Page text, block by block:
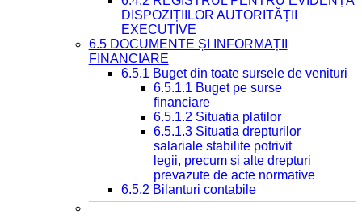
DISPOZIȚIILOR AUTORITĂȚII
EXECUTIVE
6.5 DOCUMENTE ȘI INFORMAȚII
FINANCIARE
6.5.1 Buget din toate sursele de venituri
6.5.1.1 Buget pe surse
financiare
6.5.1.2 Situatia platilor
6.5.1.3 Situatia drepturilor
salariale stabilite potrivit
legii, precum si alte drepturi
prevazute de acte normative
6.5.2 Bilanturi contabile